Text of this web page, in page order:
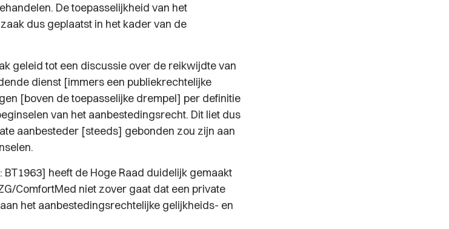
De toepasselijkheid van het
dus geplaatst in het kader van de
geleid tot een discussie over de reikwijdte van
dienst [immers een publiekrechtelijke
[boven de toepasselijke drempel] per definitie
van het aanbestedingsrecht. Dit liet dus
aanbesteder [steeds] gebonden zou zijn aan
BT1963] heeft de Hoge Raad duidelijk gemaakt
ComfortMed niet zover gaat dat een private
het aanbestedingsrechtelijke gelijkheids- en